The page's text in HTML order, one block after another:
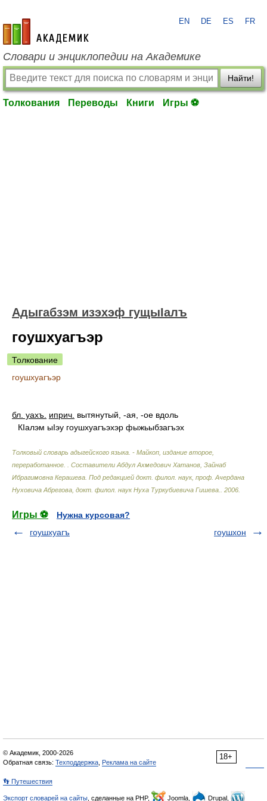
academic.ru
EN DE ES FR
Словари и энциклопедии на Академике
Найти!
Толкования Переводы Книги Игры ⚽
Адыгабзэм изэхэф гущыIалъ
гоушхуагъэр
Толкование
гоушхуагъэр
бл. уахъ. иприч. вытянутый, -ая, -ое вдоль
КIалэм ыIэу гоушхуагъэхэр фыжьыбзагъэх
Толковый словарь адыгейского языка. - Майкоп, издание второе,
переработанное.
Составители Абдул Ахмедович Хатанов, Зайнаб
Ибрагимовна Керашева. Под редакцией докт. филол. наук, проф. Ачердана
Нуховича Абрегова, докт. филол. наук Нуха Туркубиевича Гишева.
2006
Игры ⚽
Нужна курсовая?
гоушхуагъ
гоушхон
18+
© Академик, 2000-2026
Обратная связь: Техподдержка Реклама на сайте
👣 Путешествия
Экспорт словарей на сайты , сделанные на PHP, Joomla, Drupal,